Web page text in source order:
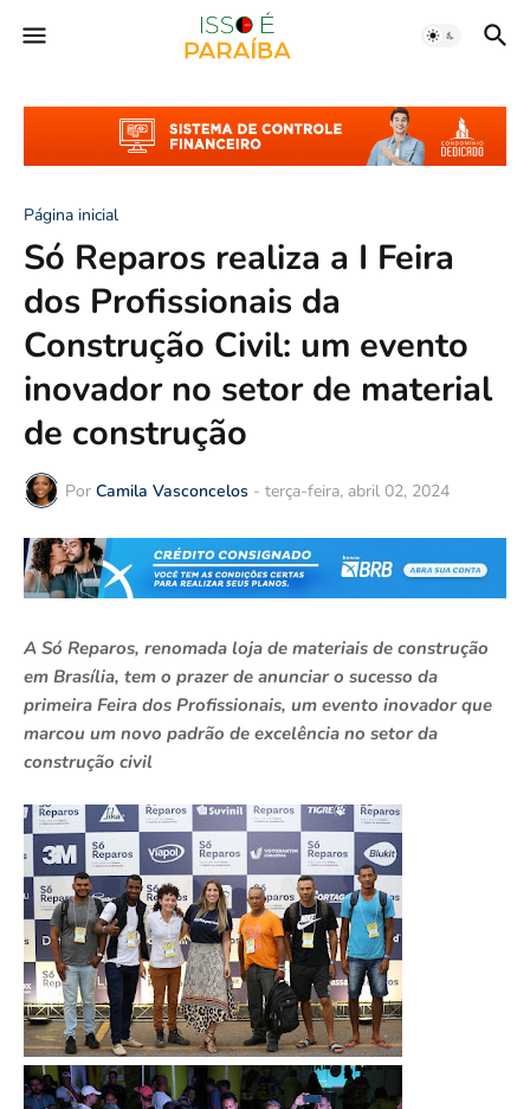
Página inicial
Só Reparos realiza a I Feira
dos Profissionais da
Construção Civil: um evento
inovador no setor de material
de construção
Por Camila Vasconcelos - terça-feira, abril 02, 2024
A Só Reparos, renomada loja de materiais de construção
em Brasília, tem o prazer de anunciar o sucesso da
primeira Feira dos Profissionais, um evento inovador que
marcou um novo padrão de excelência no setor da
construção civil